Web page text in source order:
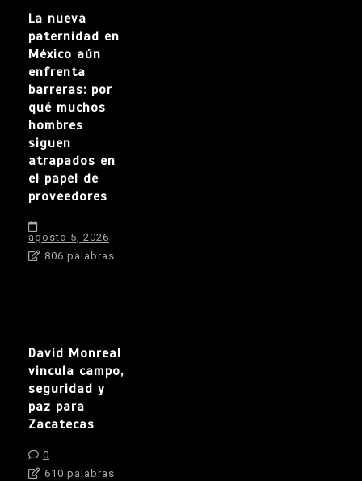
La nueva
paternidad en
México aún
enfrenta
barreras: por
qué muchos
hombres
siguen
atrapados en
el papel de
proveedores
agosto 5, 2026
806 palabras
David Monreal
vincula campo,
seguridad y
paz para
Zacatecas
0
610 palabras